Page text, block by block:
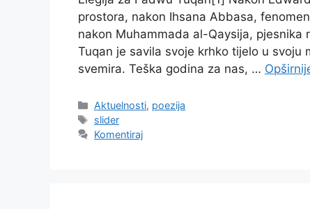
prostora, nakon Ihsana Abbasa,
nakon Muhammada al-Qaysija,
Tuqan je savila svoje krhko tijelo u
svemira. Teška godina za nas, …
Kategorije
Aktuelnosti, poezija
Oznake
slider
Komentiraj